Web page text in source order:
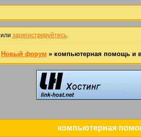
или зарегистрируйтесь.
Новый форум » компьютерная помощь и
компьютерная